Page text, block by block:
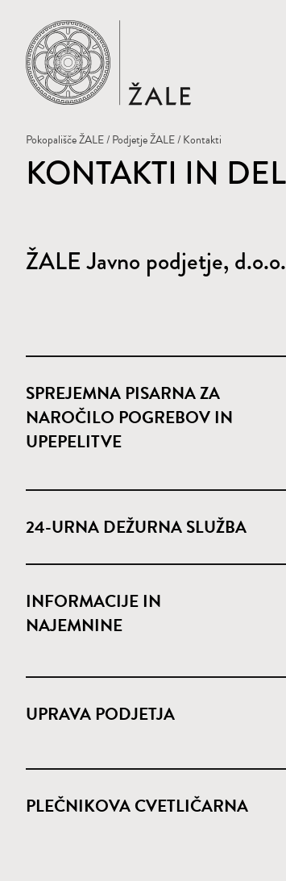
Domov
Pokopališče ŽALE/Podjetje ŽALE/ Kontakti
KONTAKTI IN
ŽALE Javno podjetje, d.o.o.
SPREJEMNA PISARNA ZA
NAROČILO POGREBOV IN
UPEPELITVE
24-URNA DEŽURNA SLUŽBA
INFORMACIJE IN
NAJEMNINE
UPRAVA PODJETJA
PLEČNIKOVA CVETLIČARNA